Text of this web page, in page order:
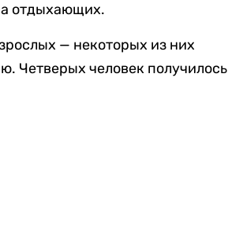
отдыхающих.
— некоторых из них
Четверых человек получилось